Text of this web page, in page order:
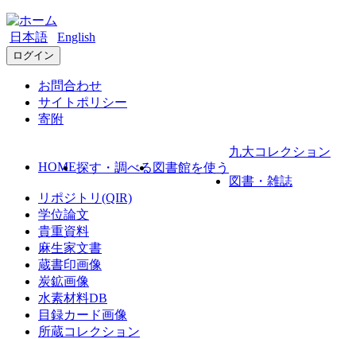
日本語 English
ログイン
お問合わせ
サイトポリシー
寄附
HOME探す・調べる 図書館を使う
九大コレクション
図書・雑誌
リポジトリ(QIR)
学位論文
貴重資料
麻生家文書
蔵書印画像
炭鉱画像
水素材料DB
目録カード画像
所蔵コレクション